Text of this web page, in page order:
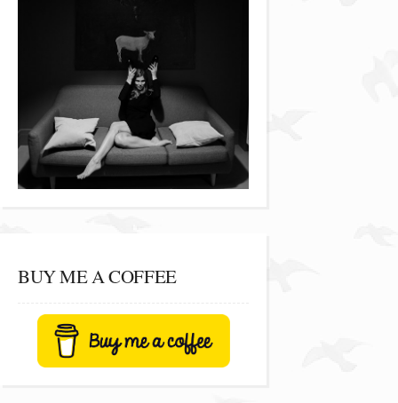
BUY ME A COFFEE